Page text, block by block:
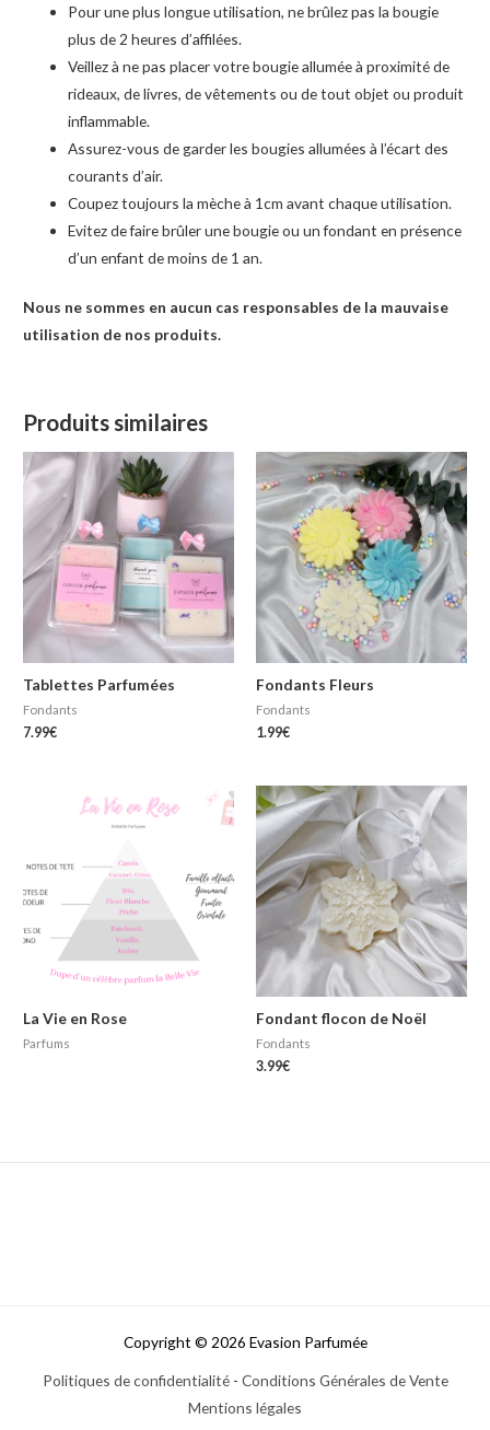
Pour une plus longue utilisation, ne brûlez pas la bougie
plus de 2 heures d’affilées.
Veillez à ne pas placer votre bougie allumée à proximité de
rideaux, de livres, de vêtements ou de tout objet ou produit
inflammable.
Assurez-vous de garder les bougies allumées à l’écart des
courants d’air.
Coupez toujours la mèche à 1cm avant chaque utilisation.
Evitez de faire brûler une bougie ou un fondant en présence
d’un enfant de moins de 1 an.
Nous ne sommes en aucun cas responsables de la mauvaise
utilisation de nos produits.
Produits similaires
Tablettes Parfumées
Fondants
7.99€
Fondants Fleurs
Fondants
1.99€
La Vie en Rose
Parfums
Fondant flocon de Noël
Fondants
3.99€
Copyright © 2026 Evasion Parfumée
Politiques de confidentialité- Conditions Générales de Vente
Mentions légales